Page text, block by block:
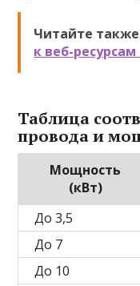
Читайте
к веб-
Таблица
провода и
Мощность
(кВт)
До 3,5
До 7
До 10